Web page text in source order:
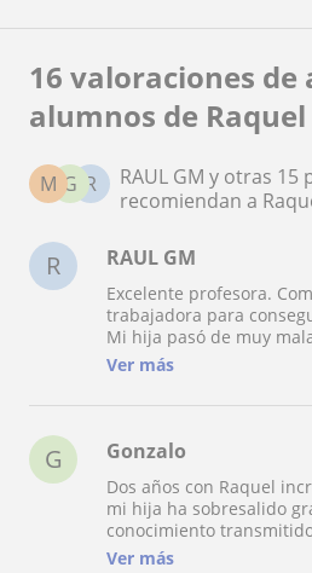
16 valoraciones de
alumnos de Raquel
R
G
M
RAUL GM y otras 15
recomiendan a
R RAUL GM
Excelente profesora.
trabajadora para
Mi hija pasó de muy
sobresalientes. Merece
consiguió muy buena
Ver más
G Gonzalo
Dos años con Raquel
mi hija ha sobresalido
conocimiento
maestra donde las haya.
Ver más